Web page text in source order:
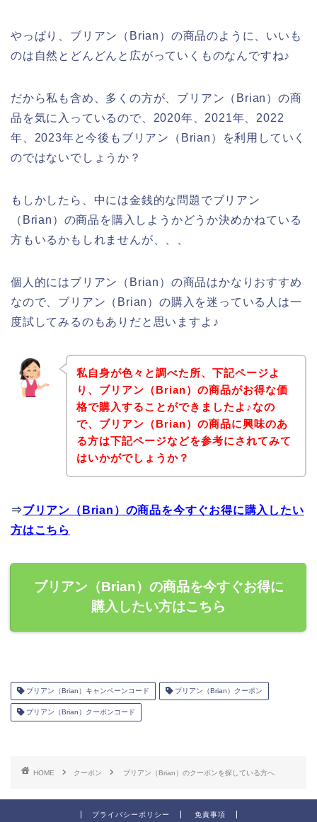
やっぱり、ブリアン（Brian）の商品のように、いいも
のは自然とどんどんと広がっていくものなんですね♪
だから私も含め、多くの方が、ブリアン（Brian）の商
品を気に入っているので、2020年、2021年、2022
年、2023年と今後もブリアン（Brian）を利用していく
のではないでしょうか？
もしかしたら、中には金銭的な問題でブリアン
（Brian）の商品を購入しようかどうか決めかねている
方もいるかもしれませんが、、、
個人的にはブリアン（Brian）の商品はかなりおすすめ
なので、ブリアン（Brian）の購入を迷っている人は一
度試してみるのもありだと思いますよ♪
私自身が色々と調べた所、下記ページよ
り、ブリアン（Brian）の商品がお得な価
格で購入することができましたよ♪なの
で、ブリアン（Brian）の商品に興味のあ
る方は下記ページなどを参考にされてみて
はいかがでしょうか？
⇒ブリアン（Brian）の商品を今すぐお得に購入したい
方はこちら
ブリアン（Brian）の商品を今すぐお得に
購入したい方はこちら
ブリアン（Brian）キャンペーンコード ブリアン（Brian）クーポン
ブリアン（Brian）クーポンコード
HOME クーポン ブリアン（Brian）のクーポンを探している方へ
プライバシーポリシー 免責事項